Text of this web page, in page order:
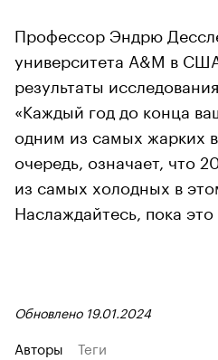
Профессор Эндрю
университета A&M в
результаты
«Каждый год до конца
одним из самых жарких
очередь, означает, что
из самых холодных в
Наслаждайтесь, пока
Обновлено 19.01.2024
Авторы Теги